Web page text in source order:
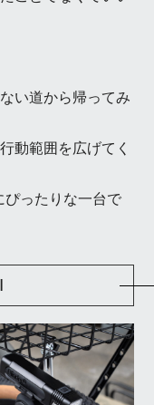
い道から帰ってみ
動範囲を広げてく
ぴったりな一台で